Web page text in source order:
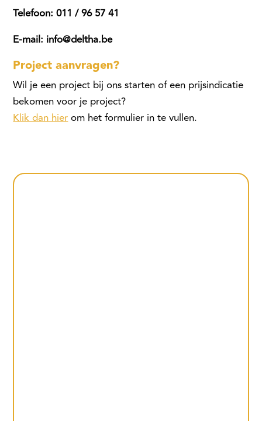
Telefoon: 011 / 96 57 41
E-mail: info@deltha.be
Project aanvragen?
Wil je een project bij ons starten of een prijsindicatie
bekomen voor je project?
Klik dan hierom het formulier in te vullen.